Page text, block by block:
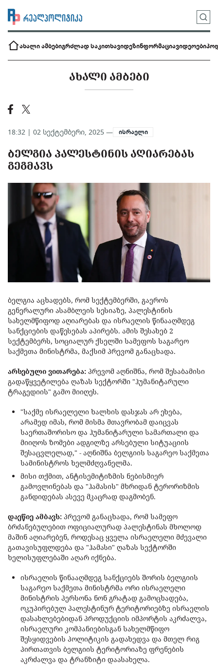
ახალი ამბებიგრძლად საკითხავიდეზინფორმაციავიდეოები
ᲐᲮᲐᲚᲘ ᲐᲛᲑᲔᲑᲘ
18:32 | 02 სექტემბერი, 2025 — ისრაელი
ᲑᲔᲚᲒᲘᲐ ᲞᲐᲚᲔᲡᲢᲘᲜᲘᲡ ᲐᲦᲘᲐᲠᲔᲑᲐᲡ
ᲒᲔᲒᲛᲐᲕᲡ
ბელგია აცხადებს, რომ სექტემბერში, გაეროს
გენერალური ასამბლეის სესიაზე, პალესტინის
სახელმწიფოდ აღიარებას და ისრაელის წინააღმდეგ
სანქციების დაწესებას აპირებს. ამის შესახებ 2
სექტემბერს, სოციალურ ქსელში სამეფოს საგარეო
საქმეთა მინისტრმა, მაქსიმ პრევომ განაცხადა.
არსებული ვითარება: პრევომ აღნიშნა, რომ შესაბამისი
გადაწყვეტილება ღაზას სექტორში "ჰუმანიტარული
ტრაგედიის" გამო მიიღეს.
"საქმე ისრაელელი ხალხის დასჯას არ ეხება,
არამედ იმას, რომ მისმა მთავრობამ დაიცვას
საერთაშორისო და ჰუმანიტარული სამართალი და
მიიღოს ზომები ადგილზე არსებული სიტუაციის
შესაცვლელად," - აღნიშნა ბელგიის საგარეო საქმეთა
სამინისტროს ხელმძღვანელმა.
მისი თქმით, ანტისემიტიზმის ნებისმიერ
გამოვლინებას და "ჰამასის" მხრიდან ტერორიზმის
განდიდებას ასევე მკაცრად დაგმობენ.
დაეწიე ამბავს: პრევომ განაცხადა, რომ სამეფო
ბრძანებულებით ოფიციალურად პალესტინას მხოლოდ
მაშინ აღიარებენ, როდესაც ყველა ისრაელელი მძევალი
გათავისუფლდება და "ჰამასი" ღაზას სექტორში
ხელისუფლებაში აღარ იქნება.
ისრაელის წინააღმდეგ სანქციებს შორის ბელგიის
საგარეო საქმეთა მინისტრმა ორი ისრაელელი
მინისტრის პერსონა ნონ გრატად გამოცხადება,
ოკუპირებულ პალესტინურ ტერიტორიებზე ისრაელის
დასახლებებიდან პროდუქციის იმპორტის აკრძალვა,
ისრაელური კომპანიებისგან სახელმწიფო
შესყიდვების პოლიტიკის გადახედვა და მთელ რიგ
პირთათვის ბელგიის ტერიტორიაზე ფრენების
აკრძალვა და ტრანზიტი დაასახელა.